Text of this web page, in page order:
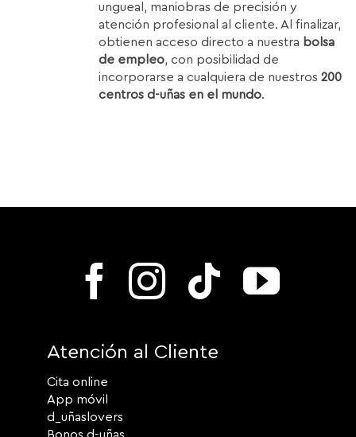
ungueal, maniobras de precisión y
atención profesional al cliente. Al finalizar,
obtienen acceso directo a nuestra bolsa
de empleo, con posibilidad de
incorporarse a cualquiera de nuestros200
centros d-uñas en el mundo.
Atención al Cliente
Cita online
App móvil
d_uñaslovers